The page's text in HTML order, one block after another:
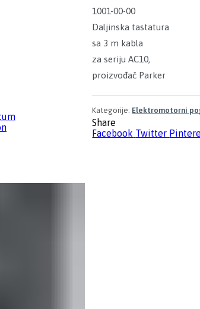
1001-00-00
Daljinska tastatura
sa 3 m kabla
za seriju AC10,
proizvođač Parker
Kategorije: Elektromotorni
Share
Facebook Twitter